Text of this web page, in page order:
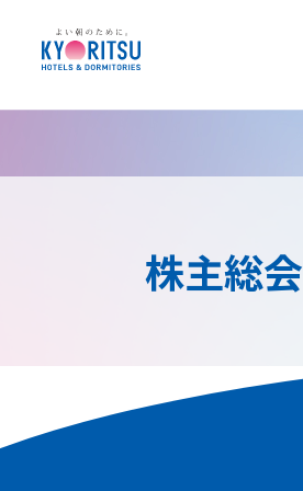
株主総会